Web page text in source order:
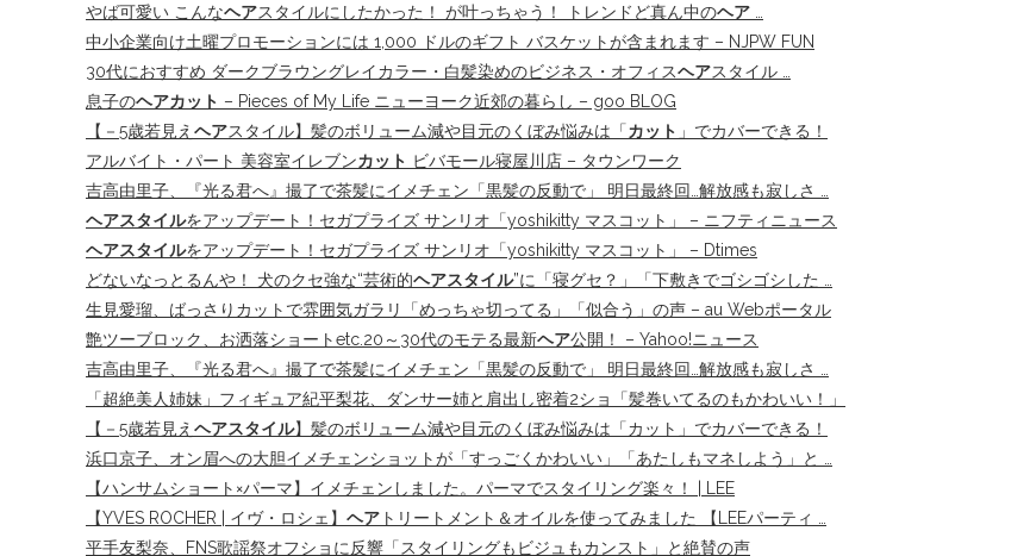
やば可愛い こんなヘアスタイルにしたかった！ が叶っちゃう！ トレンドど真ん中のヘア
中小企業向け土曜プロモーションには 1,000 ドルのギフト バスケットが含まれます – NJPW FUN
30代におすすめ ダークブラウングレイカラー・白髪染めのビジネス・オフィスヘアスタイル …
息子のヘアカット – Pieces of My Life ニューヨーク近郊の暮らし – goo BLOG
【－5歳若見え ヘアスタイル】髪のボリューム減や目元のくぼみ悩みは「カット 」でカバーできる！
アルバイト・パート 美容室イレブンカット ビバモール寝屋川店 – タウンワーク
吉高由里子、『光る君へ』撮了で茶髪にイメチェン「黒髪の反動で」 明日最終回…解放感も寂しさ …
ヘアスタイルをアップデート！セガプライズ サンリオ「yoshikitty マスコット」 – ニフティニュース
ヘアスタイルをアップデート！セガプライズ サンリオ「yoshikitty マスコット」 – Dtimes
どないなっとるんや！ 犬のクセ強な“芸術的ヘアスタイル”に「寝グセ？」「下敷きでゴシゴシした …
生見愛瑠、ばっさりカットで雰囲気ガラリ「めっちゃ切ってる」「似合う」の声 – au Webポータル
艶ツーブロック、お洒落ショートetc.20～30代のモテる最新ヘア公開！ – Yahoo!ニュース
吉高由里子、『光る君へ』撮了で茶髪にイメチェン「黒髪の反動で」 明日最終回…解放感も寂しさ …
「超絶美人姉妹」フィギュア紀平梨花、ダンサー姉と肩出し密着2ショ「髪巻いてるのもかわいい！」
【－5歳若見え ヘアスタイル】髪のボリューム減や目元のくぼみ悩みは「カット」でカバーできる！
浜口京子、オン眉への大胆イメチェンショットが「すっごくかわいい」「あたしもマネしよう」と …
【ハンサムショート×パーマ】イメチェンしました。パーマでスタイリング楽々！ | LEE
【YVES ROCHER | イヴ・ロシェ】 ヘア トリートメント＆オイルを使ってみました 【LEEパーティ …
平手友梨奈、FNS歌謡祭オフショに反響「スタイリングもビジュもカンスト」と絶賛の声